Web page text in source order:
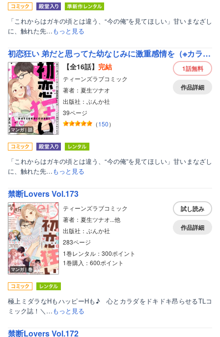
「これからはガキの頃とは違う、“今の俺”を見てほしい」甘いまなざし
に、触れた先…もっと見る
初恋狂い 弟だと思ってた幼なじみに激重感情を（※カラダで）浴びせられてます（分冊版）
マンガ｜話
【全16話】 完結
ティーンズラブコミック
著者：夏生ツナオ
出版社：ぶんか社
39ページ
（150）
1話無料
作品詳細
「これからはガキの頃とは違う、“今の俺”を見てほしい」甘いまなざし
に、触れた先…もっと見る
禁断Lovers Vol.173
マンガ｜巻
ティーンズラブコミック
著者：夏生ツナオ...他
出版社：ぶんか社
283ページ
1巻レンタル：300ポイント
1巻購入：600ポイント
試し読み
作品詳細
極上ミダラなHもハッピーHも♪ 心とカラダをドキドキ昂らせるTLコ
ミック誌！＼…もっと見る
禁断Lovers Vol.172